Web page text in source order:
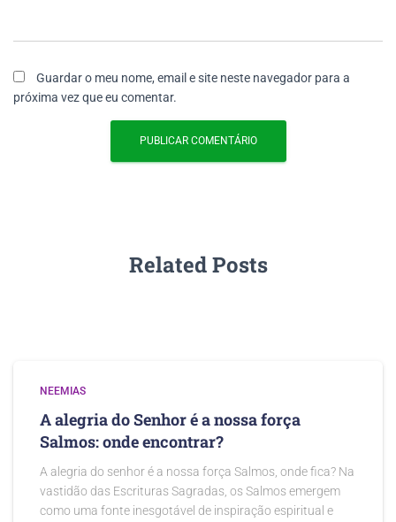
Guardar o meu nome, email e site neste navegador para a
próxima vez que eu comentar.
Related Posts
NEEMIAS
A alegria do Senhor é a nossa força
Salmos: onde encontrar?
A alegria do senhor é a nossa força Salmos, onde fica? Na
vastidão das Escrituras Sagradas, os Salmos emergem
como uma fonte inesgotável de inspiração espiritual e